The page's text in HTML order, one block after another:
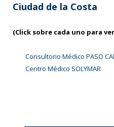
Ciudad de la Costa
(Click sobre cada uno para
Consultorio Médico PASO
Centro Médico SOLYMAR